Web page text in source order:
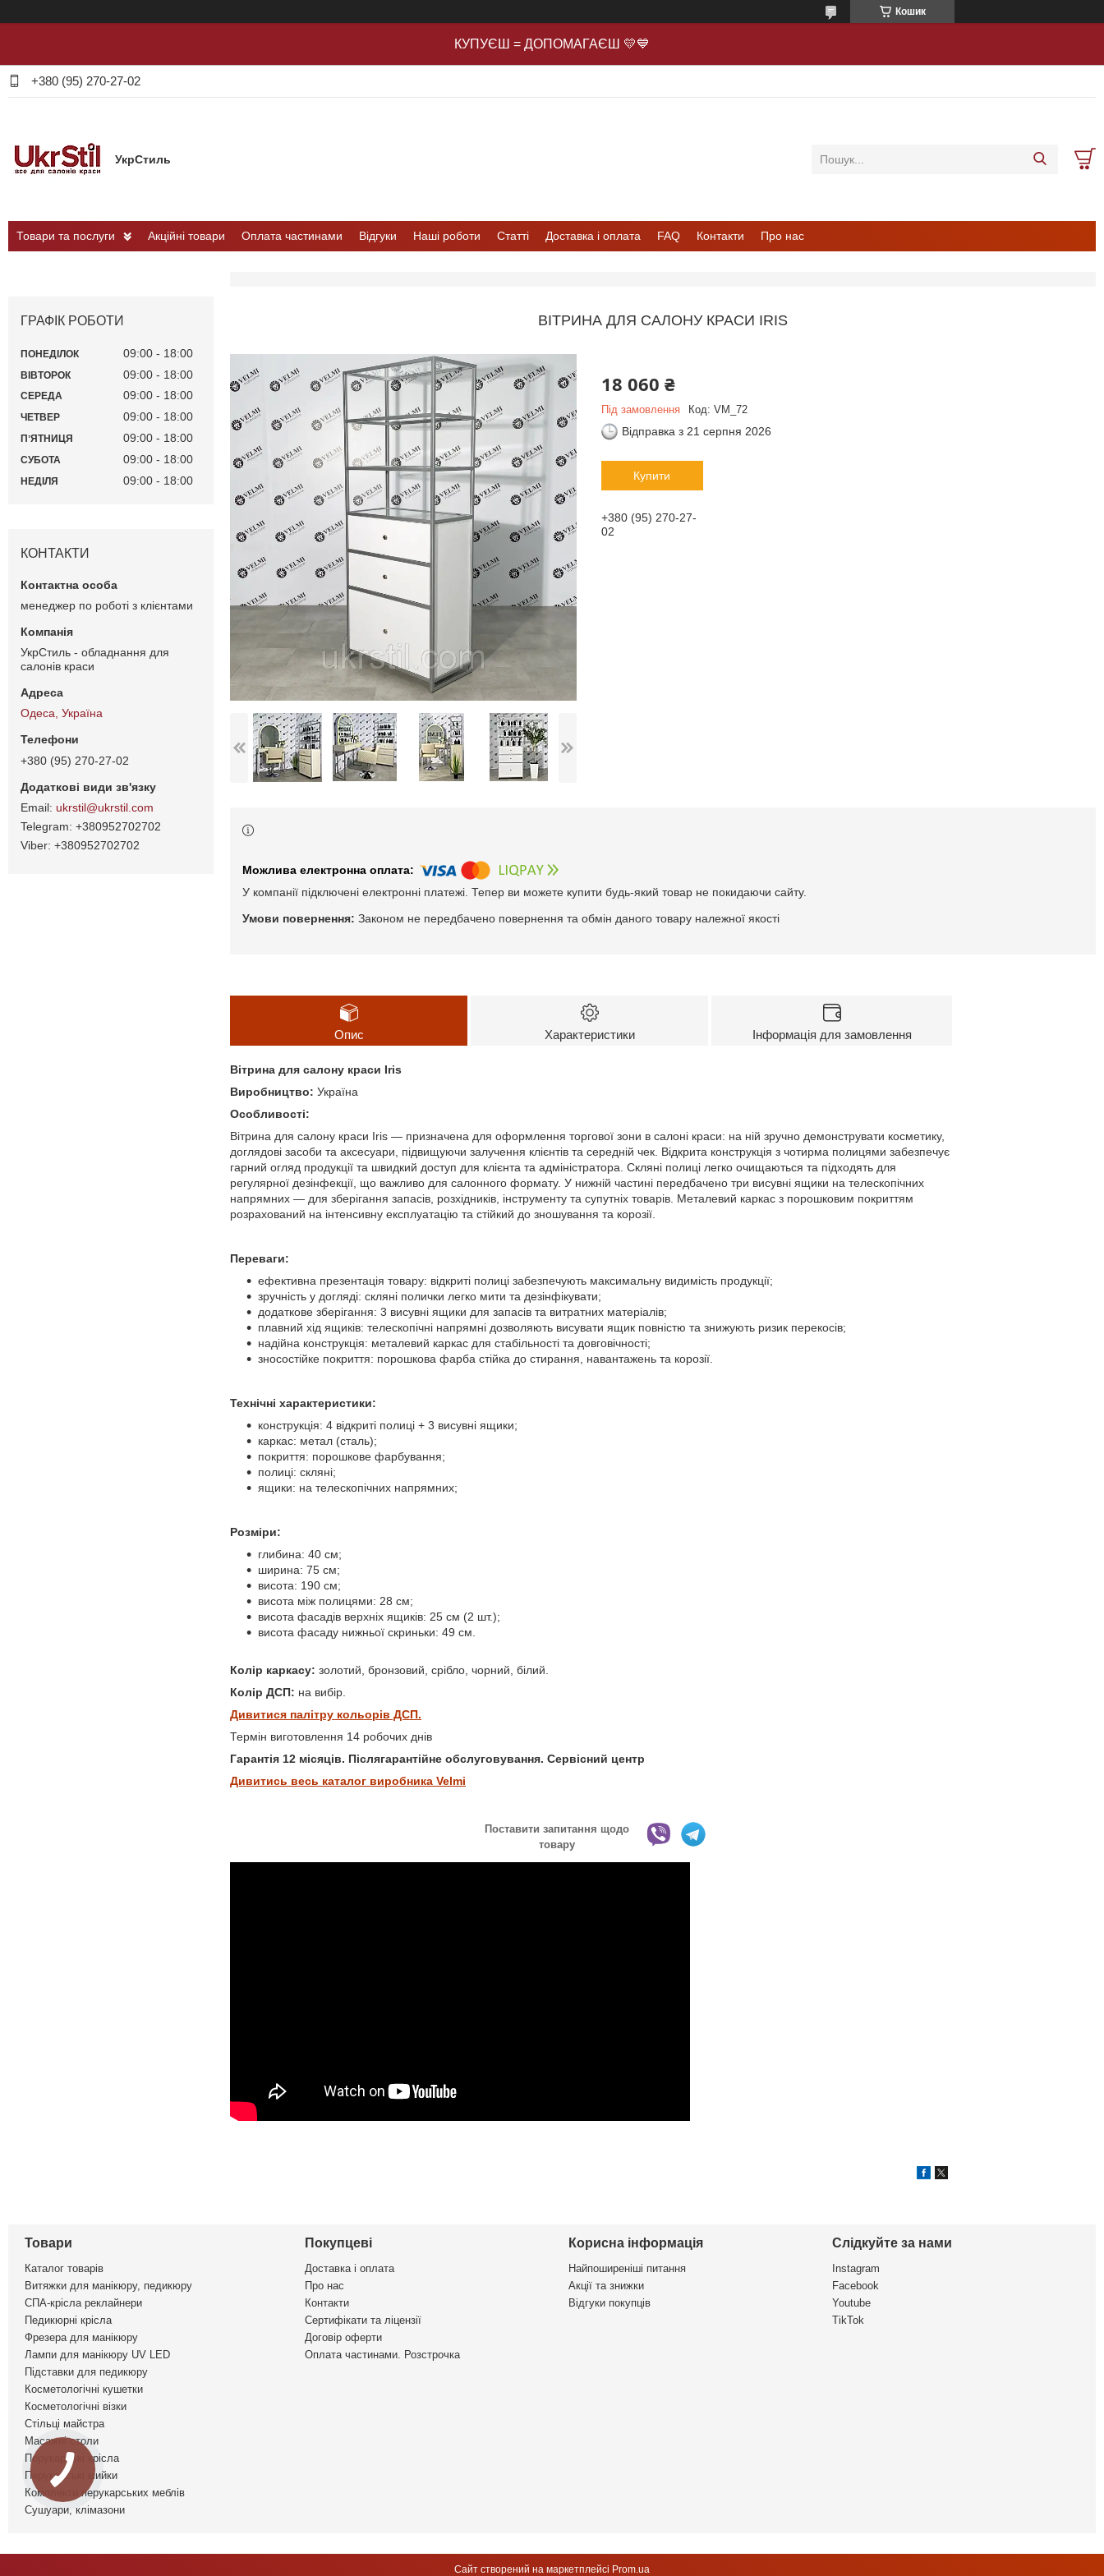
Кошик
КУПУЄШ = ДОПОМАГАЄШ 💛💙
+380 (95) 270-27-02
УкрСтиль
Товари та послуги Акційні товари Оплата частинами Відгуки Наші роботи Статті Доставка і оплата FAQ Контакти Про нас
ВІТРИНА ДЛЯ САЛОНУ КРАСИ IRIS
18 060 ₴
Під замовлення Код: VM_72
Відправка з 21 серпня 2026
Купити
+380 (95) 270-27-
02
У компанії підключені електронні платежі. Тепер ви можете купити будь-який товар не покидаючи сайту.
Законом не передбачено повернення та обмін даного товару належної якості
Опис Характеристики Інформація для замовлення
Вітрина для салону краси Iris
Виробництво: Україна
Особливості:
Вітрина для салону краси Iris — призначена для оформлення торгової зони в салоні краси: на ній зручно демонструвати косметику,
доглядові засоби та аксесуари, підвищуючи залучення клієнтів та середній чек. Відкрита конструкція з чотирма полицями забезпечує
гарний огляд продукції та швидкий доступ для клієнта та адміністратора. Скляні полиці легко очищаються та підходять для
регулярної дезінфекції, що важливо для салонного формату. У нижній частині передбачено три висувні ящики на телескопічних
напрямних — для зберігання запасів, розхідників, інструменту та супутніх товарів. Металевий каркас з порошковим покриттям
розрахований на інтенсивну експлуатацію та стійкий до зношування та корозії.
Переваги:
ефективна презентація товару: відкриті полиці забезпечують максимальну видимість продукції;
зручність у догляді: скляні полички легко мити та дезінфікувати;
додаткове зберігання: 3 висувні ящики для запасів та витратних матеріалів;
плавний хід ящиків: телескопічні напрямні дозволяють висувати ящик повністю та знижують ризик перекосів;
надійна конструкція: металевий каркас для стабільності та довговічності;
зносостійке покриття: порошкова фарба стійка до стирання, навантажень та корозії.
Технічні характеристики:
конструкція: 4 відкриті полиці + 3 висувні ящики;
каркас: метал (сталь);
покриття: порошкове фарбування;
полиці: скляні;
ящики: на телескопічних напрямних;
Розміри:
глибина: 40 см;
ширина: 75 см;
висота: 190 см;
висота між полицями: 28 см;
висота фасадів верхніх ящиків: 25 см (2 шт.);
висота фасаду нижньої скриньки: 49 см.
Колір каркасу: золотий, бронзовий, срібло, чорний, білий.
Колір ДСП: на вибір.
Дивитися палітру кольорів ДСП.
Термін виготовлення 14 робочих днів
Гарантія 12 місяців. Післягарантійне обслуговування. Сервісний центр
Дивитись весь каталог виробника Velmi
Поставити запитання щодо
товару
ГРАФІК РОБОТИ
ПОНЕДІЛОК 09:00 18:00
ВІВТОРОК 09:00 18:00
СЕРЕДА 09:00 18:00
ЧЕТВЕР 09:00 18:00
ПʼЯТНИЦЯ 09:00 18:00
СУБОТА 09:00 18:00
НЕДІЛЯ 09:00 18:00
КОНТАКТИ
менеджер по роботі з клієнтами
УкрСтиль - обладнання для
салонів краси
Одеса, Україна
+380 (95) 270-27-02
ukrstil@ukrstil.com
+380952702702
+380952702702
Товари
Каталог товарів
Витяжки для манікюру, педикюру
СПА-крісла реклайнери
Педикюрні крісла
Фрезера для манікюру
Лампи для манікюру UV LED
Підставки для педикюру
Косметологічні кушетки
Косметологічні візки
Стільці майстра
Масажні столи
Перукарські крісла
Перукарські мийки
Комплекти перукарських меблів
Сушуари, клімазони
Покупцеві
Доставка і оплата
Про нас
Контакти
Сертифікати та ліцензії
Договір оферти
Оплата частинами. Розстрочка
Корисна інформація
Найпоширеніші питання
Акції та знижки
Відгуки покупців
Слідкуйте за нами
Instagram
Facebook
Youtube
TikTok
Сайт створений на маркетплейсі Prom.ua